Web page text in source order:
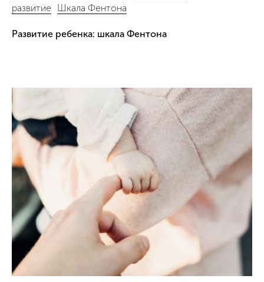
развитие
Шкала Фентона
Развитие ребенка: шкала Фентона